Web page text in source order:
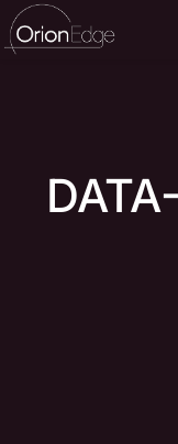
Skip
to
content